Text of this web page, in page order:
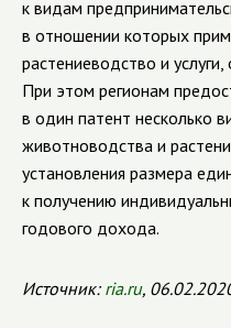
к видам
в отношении которых
растениеводство и
При этом регионам
в один патент несколько
животноводства и
установления размера
к получению
годового дохода.
Источник: ria.ru,